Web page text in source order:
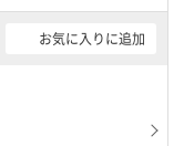
お気に入りに追加